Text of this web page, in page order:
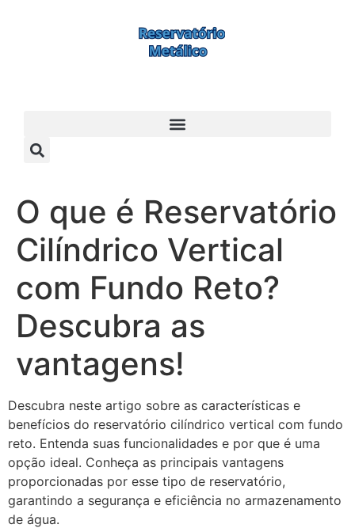
O que é Reservatório
Cilíndrico Vertical
com Fundo Reto?
Descubra as
vantagens!
Descubra neste artigo sobre as características e
benefícios do reservatório cilíndrico vertical com fundo
reto. Entenda suas funcionalidades e por que é uma
opção ideal. Conheça as principais vantagens
proporcionadas por esse tipo de reservatório,
garantindo a segurança e eficiência no armazenamento
de água.